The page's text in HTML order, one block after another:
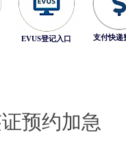
EVUS登记入口 支付快递
预约加急